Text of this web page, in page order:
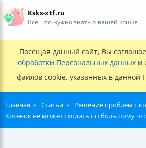
Ksks-xtf.ru
Все, что нужно знать о вашей кошке
Посещая данный сайт, Вы
обработки Персональных данных и
файлов cookie, указанных в данной
Главная Статьи
Решение проблем с
Котёнок не может сходить по большому